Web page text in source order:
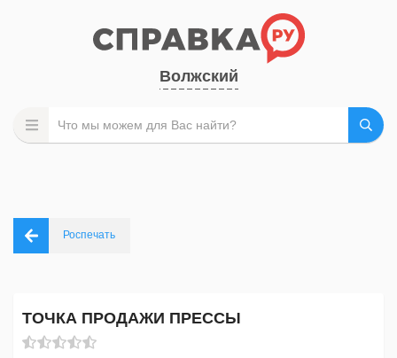
Волжский
Роспечать
ТОЧКА ПРОДАЖИ ПРЕССЫ